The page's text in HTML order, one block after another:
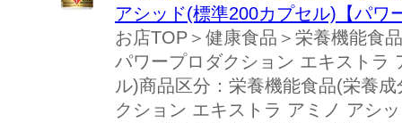
アシッド(標準200カプセル)【パワ
お店TOP＞健康食品＞栄養機能食
パワープロダクション エキストラ
ル)商品区分：栄養機能食品(栄養
クション エキストラ アミノ アシ